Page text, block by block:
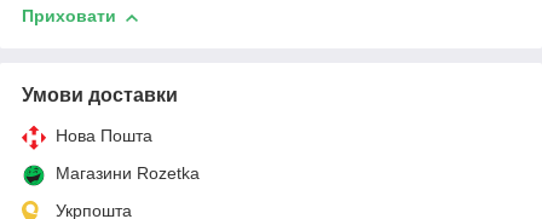
Приховати
Умови доставки
Нова Пошта
Магазини Rozetka
Укрпошта